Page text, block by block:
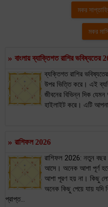
মকর
মকর
» বাংলায় ব্যাক্তিগত রাশির ভবিষ্যতের
ব্যক্তিগত রাশির
উপর ভিত্তি করে। এই
জীবনের বিভিন্ন দিক যেমন
হাইলাইট করে। এটি
» রাশিফল 2026
রাশিফল 2026: নতুন বছর
আসে। অনেক আশা পূর্ণ
আশা পূরণ হয় না। কিছু
অনেক কিছু পেয়ে যায় যদি
প্রাপ্ত...